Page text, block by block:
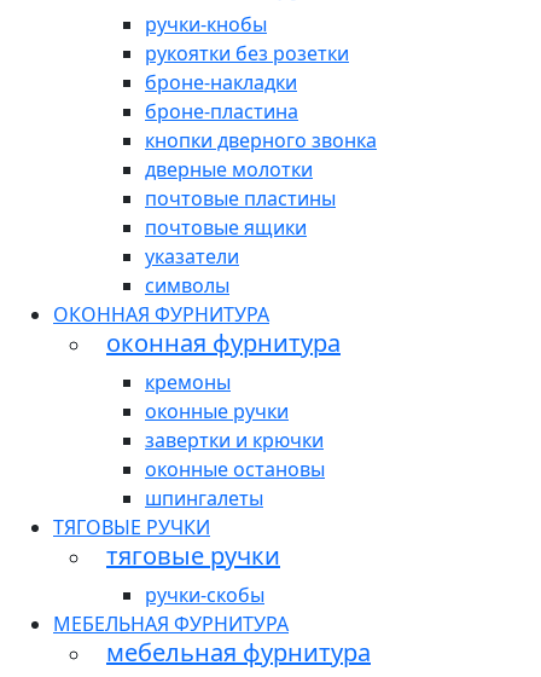
ручки-кнобы
рукоятки без розетки
броне-накладки
броне-пластина
кнопки дверного звонка
дверные молотки
почтовые пластины
почтовые ящики
указатели
символы
ОКОННАЯ ФУРНИТУРА
оконная фурнитура
кремоны
оконные ручки
завертки и крючки
оконные остановы
шпингалеты
ТЯГОВЫЕ РУЧКИ
тяговые ручки
ручки-скобы
МЕБЕЛЬНАЯ ФУРНИТУРА
мебельная фурнитура